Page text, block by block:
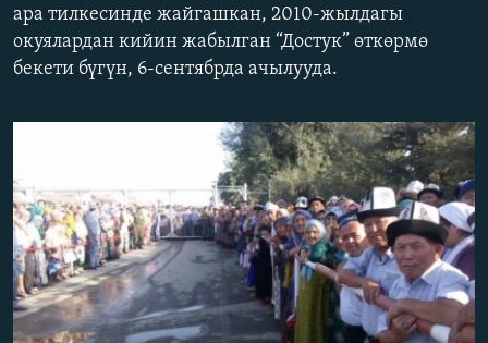
БИЗ ЖАНА ДҮЙНӨ
ДАНИСТЕ
Русский
ЭЕ/АРнун бардык сайттары
ара тилкесинде жайгашкан, 2010-жылдагы
окуялардан кийин жабылган “Достук” өткөрмө
бекети бүгүн, 6-сентябрда ачылууда.